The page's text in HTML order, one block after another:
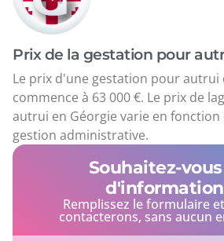
Prix de la gestation pour
Le prix d'une gestation pour autrui
commence à 63 000 €. Le prix de
autrui en Géorgie varie en
gestion administrative.
Souhaitez-
Remplissez le formulaire
contacterons, sans aucun